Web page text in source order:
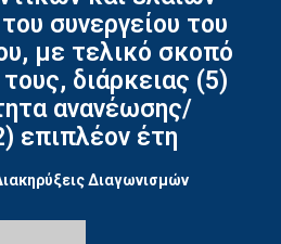
συνεργείου του
με τελικό σκοπό
διάρκειας (5)
ανανέωσης/
επιπλέον έτη
Διαγωνισμών